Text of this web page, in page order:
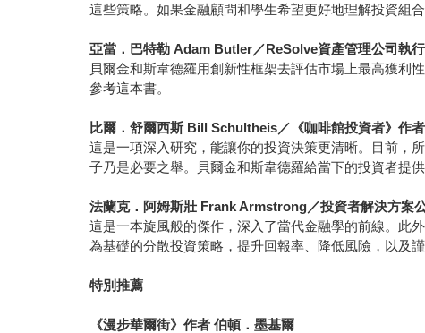
這些策略。如果金融顧問和學生希望更好地理解投資組
亞當．巴特勒 Adam Butler／ReSolve資產管理公司執
貝爾金和斯韋德羅用創新性框架去評估市場上最高獲利
參考這本書。
比爾．舒爾西斯 Bill Schultheis／《咖啡館投資者》作者
這是一項深入研究，能讓你的投資決策更清晰。目前，
子乃是必要之舉。貝爾金和斯韋德羅給當下的投資者提供
法蘭克．阿姆斯壯 Frank Armstrong／投資者解決方案
這是一本旋風般的傑作，深入了當代金融學的前線。此
為基礎的分散投資策略，提升回報率、降低風險，以及
特別推薦
《漫步華爾街》作者 伯頓．墨基爾